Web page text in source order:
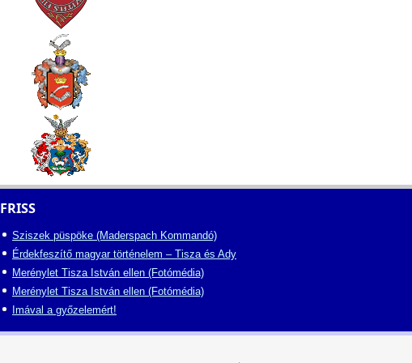
FRISS
Sziszek püspöke (Maderspach Kommandó)
Érdekfeszítő magyar történelem – Tisza és Ady
Merénylet Tisza István ellen (Fotómédia)
Merénylet Tisza István ellen (Fotómédia)
Imával a győzelemért!